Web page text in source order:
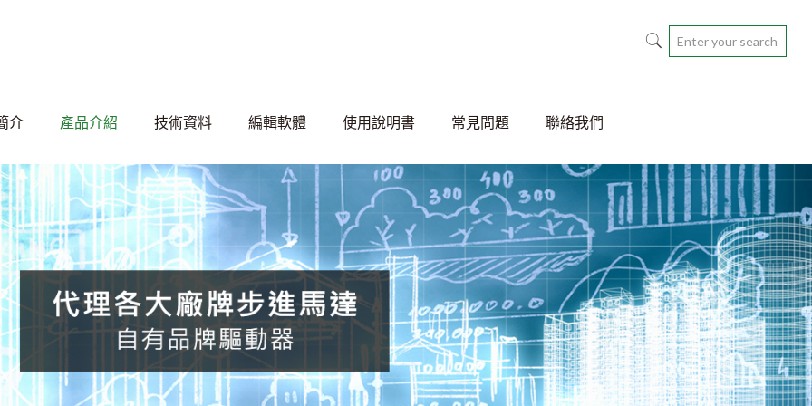
介 產品介紹 技術資料 編輯軟體 使用說明書 常見問題 聯絡我們